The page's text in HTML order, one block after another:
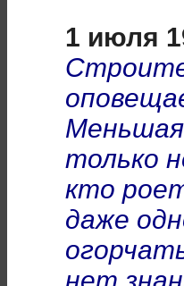
1 июля
только
кто
даже